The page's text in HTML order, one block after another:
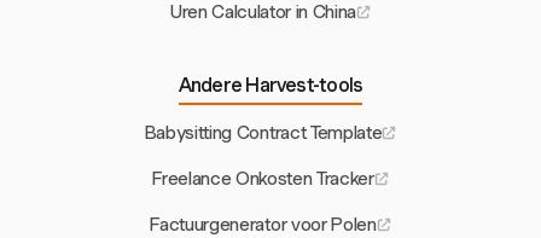
Uren Calculator in China
Andere Harvest-tools
Babysitting Contract Template
Freelance Onkosten Tracker
Factuurgenerator voor Polen